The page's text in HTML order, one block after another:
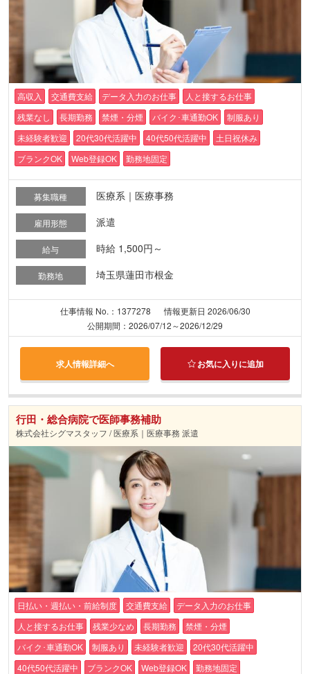
高収入 交通費支給 データ入力のお仕事
人と接するお仕事
残業なし
長期勤務 禁煙・分煙 バイク･車通勤OK
制服あり
未経験者歓迎
20代30代活躍中 40代50代活躍中
土日祝休み
ブランクOK
Web登録OK 勤務地固定
募集職種 医療系｜医療事務
雇用形態 派遣
給与 時給 1,500円～
勤務地 埼玉県蓮田市根金
仕事情報 No.：1377278
情報更新日 2026/06/30
公開期間：2026/07/12～2026/12/29
求人情報詳細へ お気に入りに追加
行田・総合病院で医師事務補助
株式会社シグマスタッフ / 医療系｜医療事務 派遣
日払い・週払い・前給制度 交通費支給
データ入力のお仕事
人と接するお仕事
残業少なめ 長期勤務
禁煙・分煙
バイク･車通勤OK
制服あり 未経験者歓迎
20代30代活躍中
40代50代活躍中
ブランクOK Web登録OK 勤務地固定